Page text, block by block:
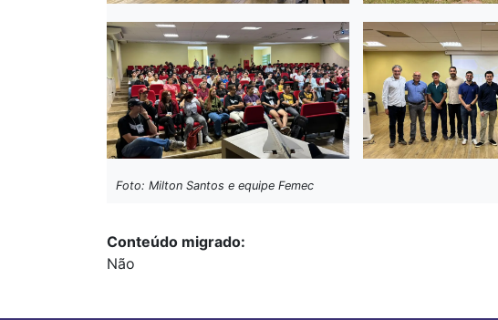
Foto: Milton Santos e equipe Femec
Conteúdo migrado
Não